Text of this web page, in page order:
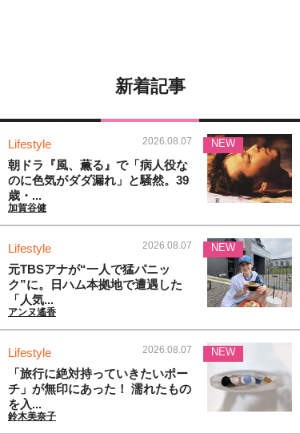
新着記事
Lifestyle 2026.08.07
朝ドラ『風、薫る』で「病人役な
のに色気がダダ漏れ」と騒然。39
歳・...
加賀谷健
NEW
Lifestyle 2026.08.07
元TBSアナが“一人で猛パニッ
ク”に。日ハム本拠地で遭遇した
「人気...
アンヌ遙香
NEW
Lifestyle 2026.08.07
「旅行に絶対持っていきたいポー
チ」が無印にあった！ 濡れたもの
を入...
鈴木美奈子
NEW